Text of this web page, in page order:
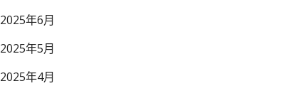
2025年6月
2025年5月
2025年4月